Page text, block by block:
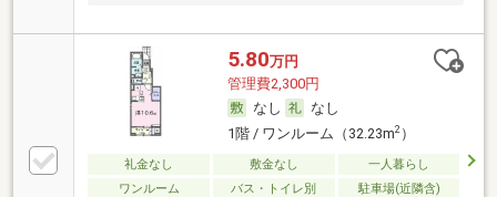
5.80万円
管理費2,300円
なし
なし
1階 / ワンルーム（32.23m2）
礼金なし 敷金なし
一人暮らし
ワンルーム
バス・トイレ別 駐車場(近隣含)